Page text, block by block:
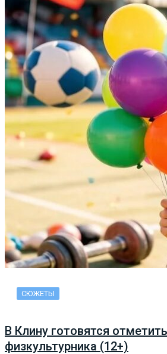
СЮЖЕТЫ
В Клину готовятся
физкультурника (12+)